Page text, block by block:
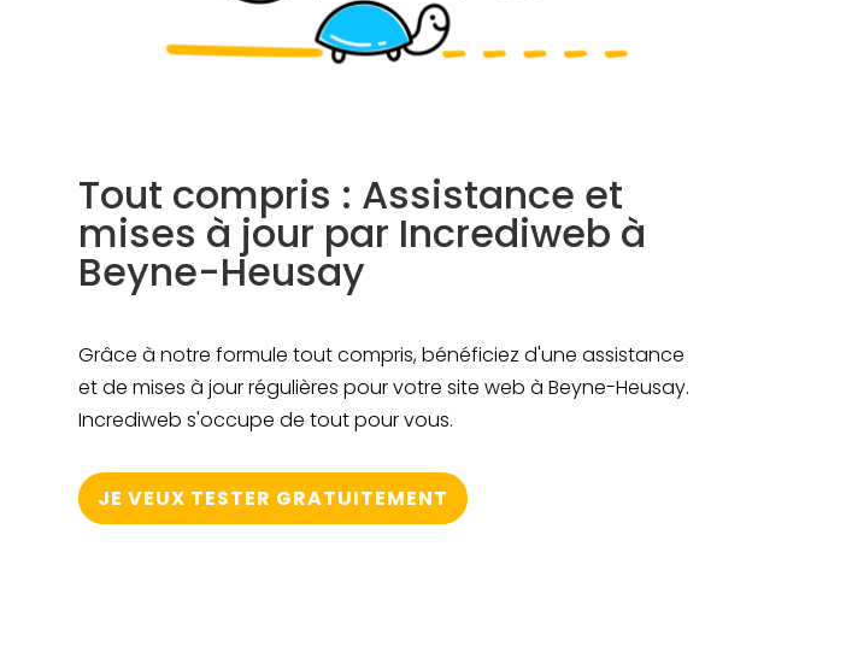
Tout compris : Assistance et
mises à jour par Incrediweb à
Beyne-Heusay
Grâce à notre formule tout compris, bénéficiez d'une assistance
et de mises à jour régulières pour votre site web à Beyne-Heusay.
Incrediweb s'occupe de tout pour vous.
JE VEUX TESTER GRATUITEMENT